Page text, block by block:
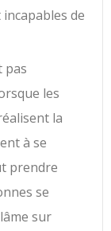
de
pas
les
la
à se
prendre
se
sur